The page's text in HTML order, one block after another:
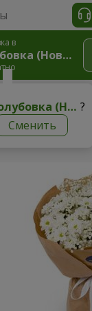
в
Голубовка (Новомосковский Р-Н)
Голубовка (Новомосковский р-н) ?
Сменить